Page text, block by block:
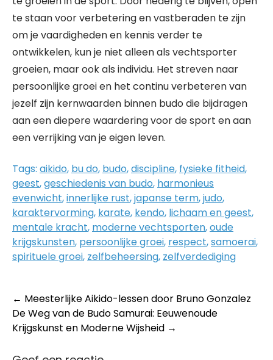
te staan voor verbetering en vastberaden te zijn
om je vaardigheden en kennis verder te
ontwikkelen, kun je niet alleen als vechtsporter
groeien, maar ook als individu. Het streven naar
persoonlijke groei en het continu verbeteren van
jezelf zijn kernwaarden binnen budo die bijdragen
aan een diepere waardering voor de sport en aan
een verrijking van je eigen leven.
Tags: aikido, bu do, budo,discipline, fysieke fitheid,
geest,geschiedenis van budo, harmonieus
evenwicht,innerlijke rust,japanse term,judo,
karaktervorming, karate, kendo, lichaam en geest,
mentale kracht, moderne vechtsporten,oude
krijgskunsten, persoonlijke groei, respect,samoerai,
spirituele groei, zelfbeheersing, zelfverdediging
Post
navigation
← Meesterlijke Aikido-lessen door Bruno Gonzalez
De Weg van de Budo Samurai: Eeuwenoude
Krijgskunst en Moderne Wijsheid →